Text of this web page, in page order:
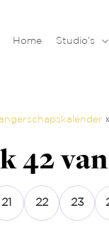
Home Studio’s
42
21 22 23